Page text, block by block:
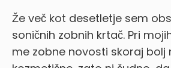
Že več kot desetletje sem
soničnih zobnih krtač. Pri
me zobne novosti skoraj bolj